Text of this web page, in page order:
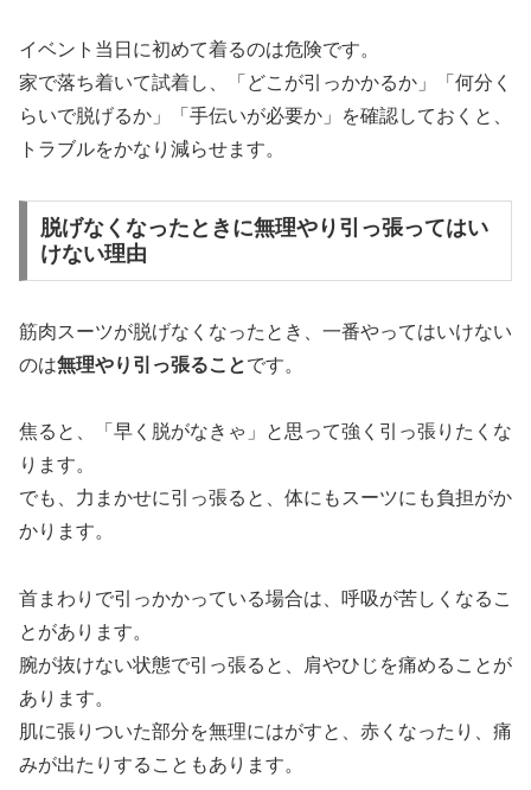
イベント当日に初めて着るのは危険です。
家で落ち着いて試着し、「どこが引っかかるか」「何分く
らいで脱げるか」「手伝いが必要か」を確認しておくと、
トラブルをかなり減らせます。
脱げなくなったときに無理やり引っ張ってはい
けない理由
筋肉スーツが脱げなくなったとき、一番やってはいけない
のは無理やり引っ張ることです。
焦ると、「早く脱がなきゃ」と思って強く引っ張りたくな
ります。
でも、力まかせに引っ張ると、体にもスーツにも負担がか
かります。
首まわりで引っかかっている場合は、呼吸が苦しくなるこ
とがあります。
腕が抜けない状態で引っ張ると、肩やひじを痛めることが
あります。
肌に張りついた部分を無理にはがすと、赤くなったり、痛
みが出たりすることもあります。